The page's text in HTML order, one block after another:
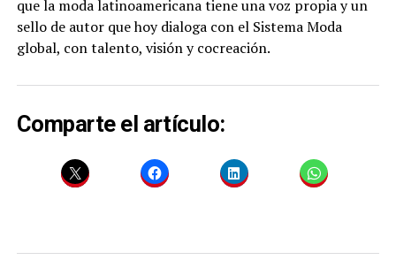
que la moda latinoamericana tiene una voz propia y un
sello de autor que hoy dialoga con el Sistema Moda
global, con talento, visión y cocreación.
Comparte el artículo: